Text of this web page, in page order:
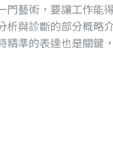
術，要讓工作能
與診斷的部分概
準的表達也是關